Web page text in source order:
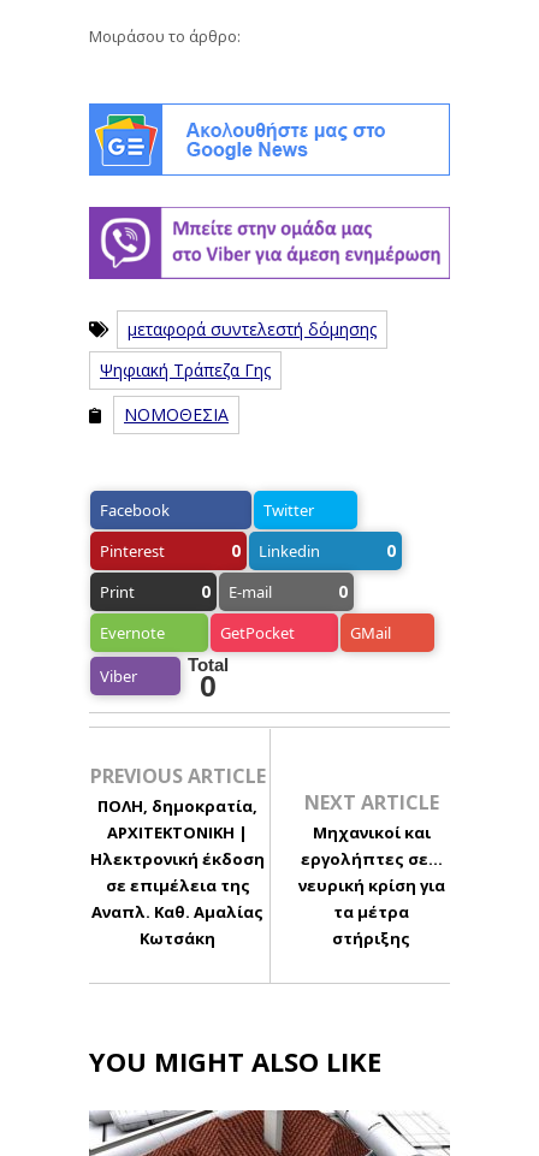
Μοιράσου το άρθρο:
μεταφορά συντελεστή δόμησης
Ψηφιακή Τράπεζα Γης
ΝΟΜΟΘΕΣΙΑ
Facebook
Twitter
Pinterest
0 Linkedin 0
Print 0 E-mail 0
Evernote GetPocket GMail
Viber
Total
0
PREVIOUS ARTICLE
ΠΟΛΗ, δημοκρατία,
ΑΡΧΙΤΕΚΤΟΝΙΚΗ |
Ηλεκτρονική έκδοση
σε επιμέλεια της
Αναπλ. Καθ. Αμαλίας
Κωτσάκη
NEXT ARTICLE
Μηχανικοί και
εργολήπτες σε...
νευρική κρίση για
τα μέτρα
στήριξης
YOU MIGHT ALSO LIKE